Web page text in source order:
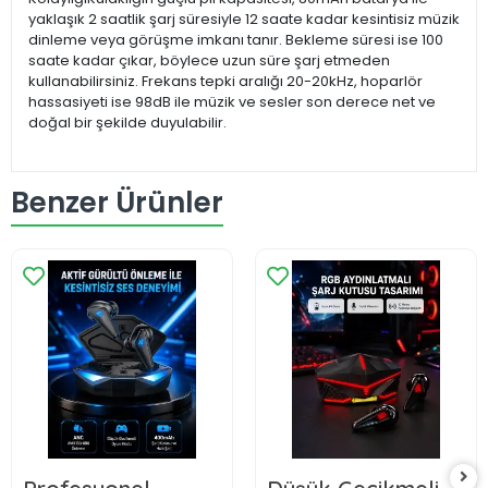
yaklaşık 2 saatlik şarj süresiyle 12 saate kadar kesintisiz müzik
dinleme veya görüşme imkanı tanır. Bekleme süresi ise 100
saate kadar çıkar, böylece uzun süre şarj etmeden
kullanabilirsiniz. Frekans tepki aralığı 20-20kHz, hoparlör
hassasiyeti ise 98dB ile müzik ve sesler son derece net ve
doğal bir şekilde duyulabilir.
Benzer Ürünler